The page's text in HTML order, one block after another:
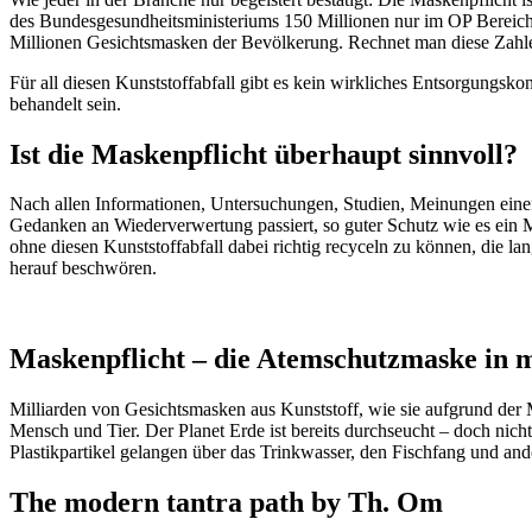
des Bundesgesundheitsministeriums 150 Millionen nur im OP
Millionen Gesichtsmasken der Bevölkerung. Rechnet man diese
Für all diesen Kunststoffabfall gibt es kein wirkliches
behandelt sein.
Ist die Maskenpflicht überhaupt sinnvoll?
Nach allen Informationen, Untersuchungen, Studien, Meinungen
Gedanken an Wiederverwertung passiert, so guter Schutz wie es
ohne diesen Kunststoffabfall dabei richtig recyceln zu können, die
herauf beschwören.
Maskenpflicht – die Atemschutzmaske in
Milliarden von Gesichtsmasken aus Kunststoff, wie sie aufgrund
Mensch und Tier. Der Planet Erde ist bereits durchseucht – doch
Plastikpartikel gelangen über das Trinkwasser, den Fischfang und
The modern tantra path by Th. Om